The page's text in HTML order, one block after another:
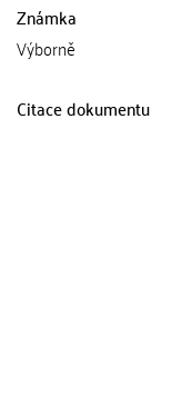
Známka
Výborně
Citace dokumentu